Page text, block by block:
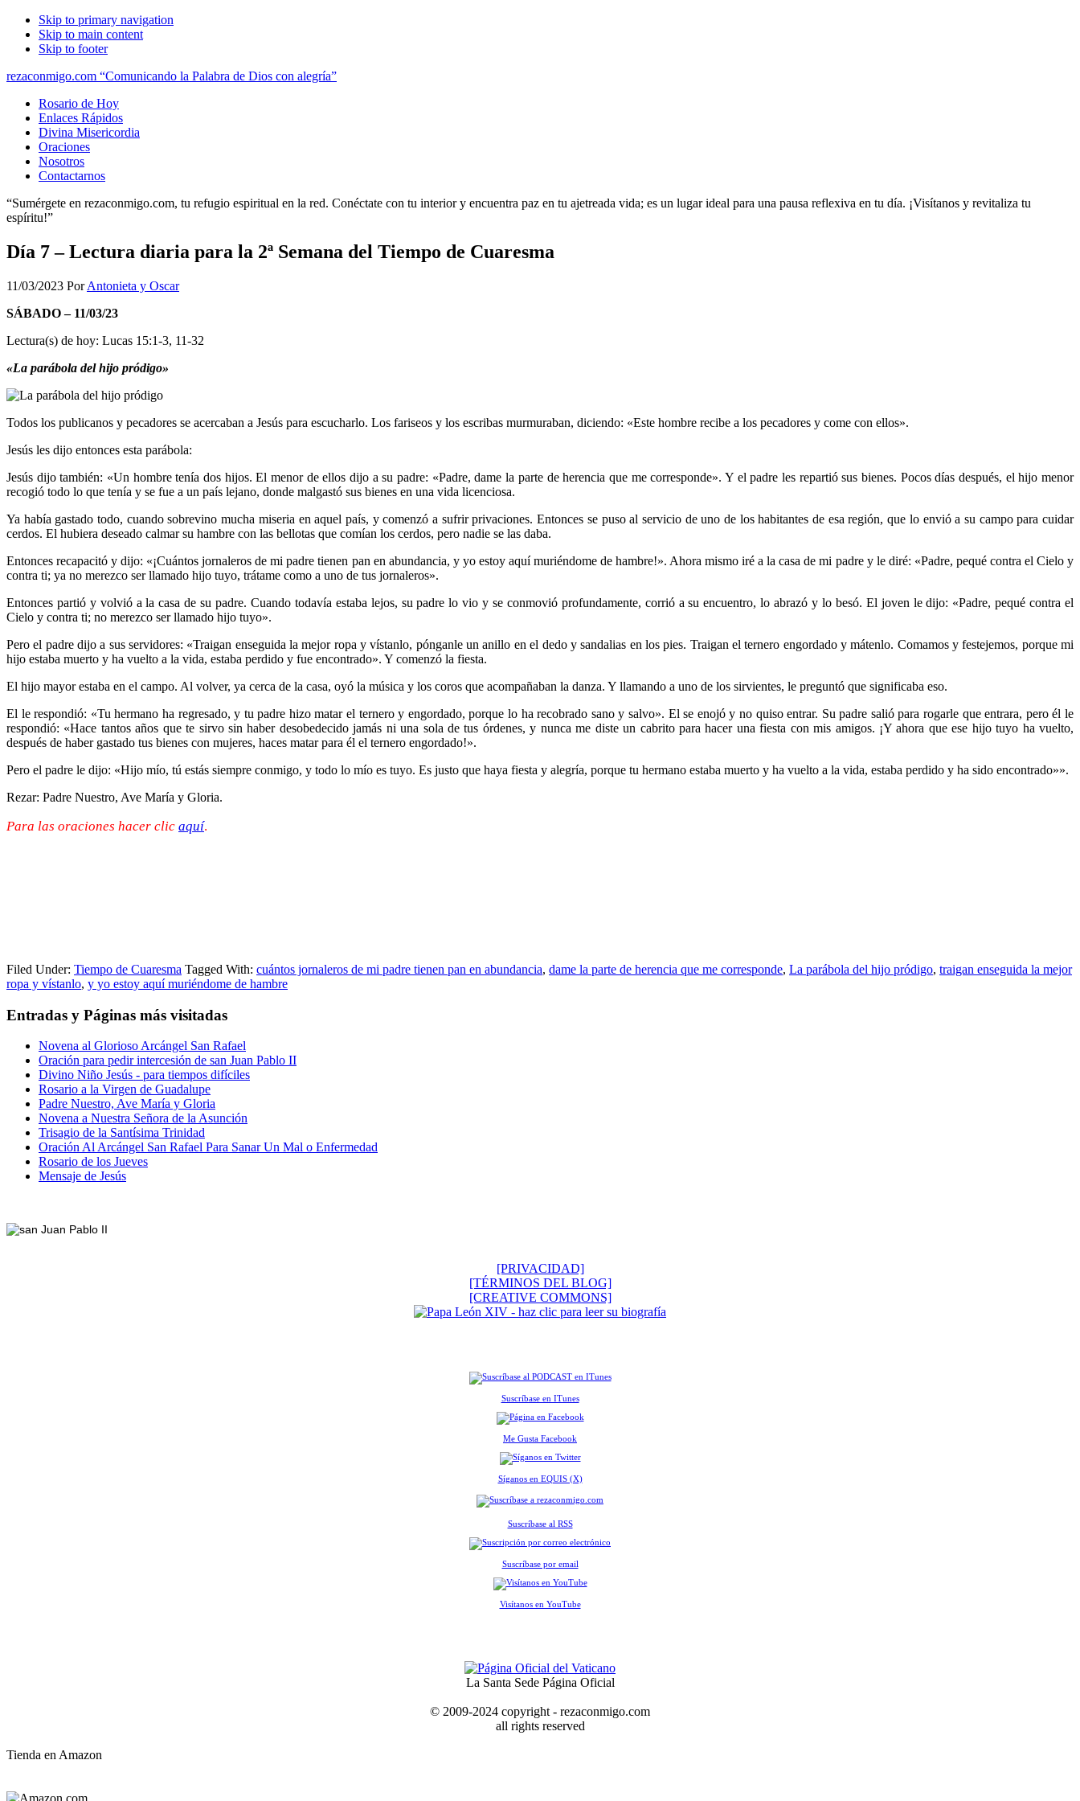
Skip to primary navigation
Skip to main content
Skip to footer
rezaconmigo.com “Comunicando la Palabra de Dios con alegría”
Rosario de Hoy
Enlaces Rápidos
Divina Misericordia
Oraciones
Nosotros
Contactarnos
“Sumérgete en rezaconmigo.com, tu refugio espiritual en la red. Conéctate con tu interior y encuentra paz en tu ajetreada vida; es un lugar ideal para una pausa reflexiva en tu día. ¡Visítanos y revitaliza tu
espíritu!”
Día 7 – Lectura diaria para la 2ª Semana del Tiempo de Cuaresma
11/03/2023 PorAntonieta y Oscar
SÁBADO – 11/03/23
Lectura(s) de hoy: Lucas 15:1-3, 11-32
«La parábola del hijo pródigo»
Todos los publicanos y pecadores se acercaban a Jesús para escucharlo. Los fariseos y los escribas murmuraban, diciendo: «Este hombre recibe a los pecadores y come con ellos».
Jesús les dijo entonces esta parábola:
Jesús dijo también: «Un hombre tenía dos hijos. El menor de ellos dijo a su padre: «Padre, dame la parte de herencia que me corresponde». Y el padre les repartió sus bienes. Pocos días después, el hijo menor
recogió todo lo que tenía y se fue a un país lejano, donde malgastó sus bienes en una vida licenciosa.
Ya había gastado todo, cuando sobrevino mucha miseria en aquel país, y comenzó a sufrir privaciones. Entonces se puso al servicio de uno de los habitantes de esa región, que lo envió a su campo para cuidar
cerdos. El hubiera deseado calmar su hambre con las bellotas que comían los cerdos, pero nadie se las daba.
Entonces recapacitó y dijo: «¡Cuántos jornaleros de mi padre tienen pan en abundancia, y yo estoy aquí muriéndome de hambre!». Ahora mismo iré a la casa de mi padre y le diré: «Padre, pequé contra el Cielo y
contra ti; ya no merezco ser llamado hijo tuyo, trátame como a uno de tus jornaleros».
Entonces partió y volvió a la casa de su padre. Cuando todavía estaba lejos, su padre lo vio y se conmovió profundamente, corrió a su encuentro, lo abrazó y lo besó. El joven le dijo: «Padre, pequé contra el
Cielo y contra ti; no merezco ser llamado hijo tuyo».
Pero el padre dijo a sus servidores: «Traigan enseguida la mejor ropa y vístanlo, pónganle un anillo en el dedo y sandalias en los pies. Traigan el ternero engordado y mátenlo. Comamos y festejemos, porque mi
hijo estaba muerto y ha vuelto a la vida, estaba perdido y fue encontrado». Y comenzó la fiesta.
El hijo mayor estaba en el campo. Al volver, ya cerca de la casa, oyó la música y los coros que acompañaban la danza. Y llamando a uno de los sirvientes, le preguntó que significaba eso.
El le respondió: «Tu hermano ha regresado, y tu padre hizo matar el ternero y engordado, porque lo ha recobrado sano y salvo». El se enojó y no quiso entrar. Su padre salió para rogarle que entrara, pero él le
respondió: «Hace tantos años que te sirvo sin haber desobedecido jamás ni una sola de tus órdenes, y nunca me diste un cabrito para hacer una fiesta con mis amigos. ¡Y ahora que ese hijo tuyo ha vuelto,
después de haber gastado tus bienes con mujeres, haces matar para él el ternero engordado!».
Pero el padre le dijo: «Hijo mío, tú estás siempre conmigo, y todo lo mío es tuyo. Es justo que haya fiesta y alegría, porque tu hermano estaba muerto y ha vuelto a la vida, estaba perdido y ha sido encontrado»».
Rezar: Padre Nuestro, Ave María y Gloria.
Para las oraciones hacer clic aquí.
Filed Under: Tiempo de Cuaresma Tagged With: cuántos jornaleros de mi padre tienen pan en abundancia, dame la parte de herencia que me corresponde, La parábola del hijo pródigo, traigan enseguida la mejor
ropa y vístanlo, y yo estoy aquí muriéndome de hambre
Entradas y Páginas más visitadas
Novena al Glorioso Arcángel San Rafael
Oración para pedir intercesión de san Juan Pablo II
Divino Niño Jesús - para tiempos difíciles
Rosario a la Virgen de Guadalupe
Padre Nuestro, Ave María y Gloria
Novena a Nuestra Señora de la Asunción
Trisagio de la Santísima Trinidad
Oración Al Arcángel San Rafael Para Sanar Un Mal o Enfermedad
Rosario de los Jueves
Mensaje de Jesús
[PRIVACIDAD]
[TÉRMINOS DEL BLOG]
[CREATIVE COMMONS]
Suscríbase en ITunes
Me Gusta Facebook
Síganos en EQUIS (X)
Suscríbase al RSS
Suscríbase por email
Visítanos en YouTube
La Santa Sede Página Oficial
© 2009-2024 copyright - rezaconmigo.com
all rights reserved
Tienda en Amazon